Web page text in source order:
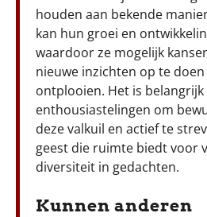
houden aan bekende
kan hun groei en
waardoor ze mogelijk
nieuwe inzichten op te
ontplooien. Het is
enthousiastelingen om
deze valkuil en actief te
geest die ruimte biedt voor
diversiteit in gedachten.
Kunnen anderen